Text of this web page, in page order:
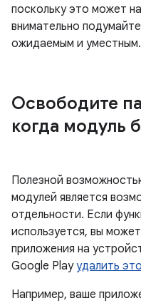
поскольку это может
внимательно
ожидаемым и уместным.
Освободите
когда модуль
Полезной
модулей является
отдельности. Если
используется, вы
приложения на
Google Playудалить
Например, ваше